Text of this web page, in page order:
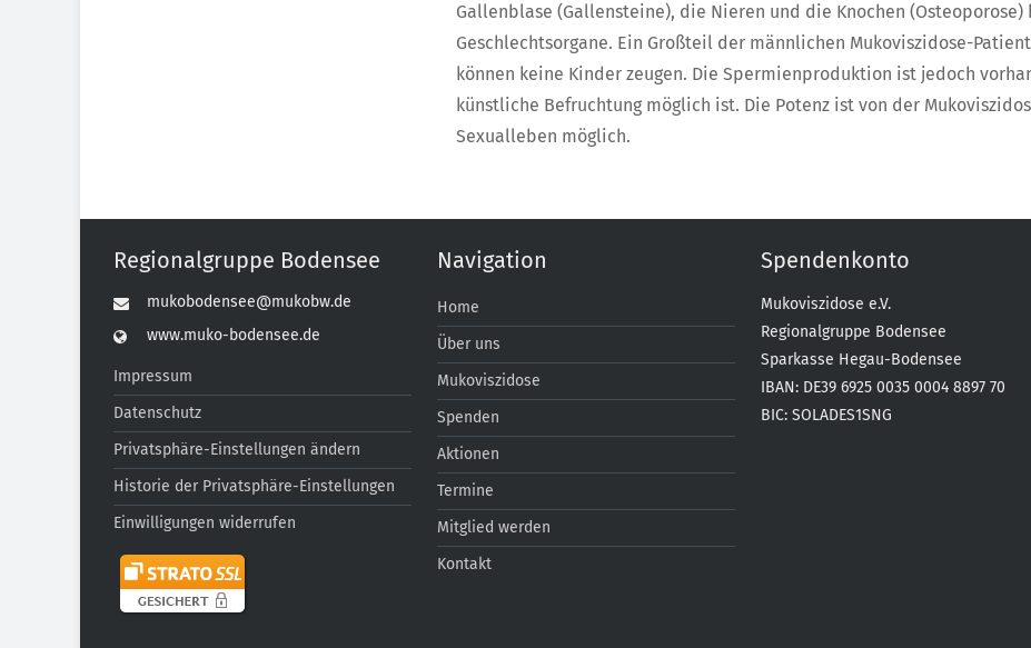
Gallenblase (Gallensteine), die Nieren und die Knochen
Geschlechtsorgane. Ein Großteil der männlichen Mukoviszidose-
können keine Kinder zeugen. Die Spermienproduktion ist jedoch
künstliche Befruchtung möglich ist. Die Potenz ist von der
Sexualleben möglich.
Regionalgruppe Bodensee
mukobodensee@mukobw.de
www.muko-bodensee.de
Impressum
Datenschutz
Privatsphäre-Einstellungen ändern
Historie der Privatsphäre-Einstellungen
Einwilligungen widerrufen
Navigation
Home
Über uns
Mukoviszidose
Spenden
Aktionen
Termine
Mitglied werden
Kontakt
Spendenkonto
Mukoviszidose e.V.
Regionalgruppe Bodensee
Sparkasse Hegau-Bodensee
IBAN: DE39 6925 0035 0004 8897 70
BIC: SOLADES1SNG